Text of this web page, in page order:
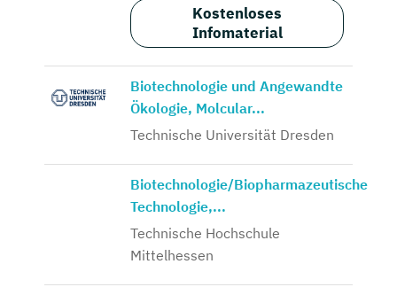
Kostenloses
Infomaterial
Biotechnologie und Angewandte
Ökologie, Molcular...
Technische Universität Dresden
Biotechnologie/Biopharmazeutische
Technologie,...
Technische Hochschule
Mittelhessen